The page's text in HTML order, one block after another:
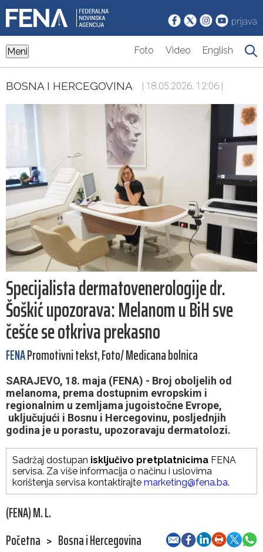
prijava
Meni Foto Video English
BOSNA I HERCEGOVINA | 18.05.2026. 12:06 |
Specijalista dermatovenerologije dr.
Šoškić upozorava: Melanom u BiH sve
češće se otkriva prekasno
FENAPromotivni tekst, Foto/ Medicana bolnica
SARAJEVO, 18. maja (FENA) - Broj oboljelih od
melanoma, prema dostupnim evropskim i
regionalnim u zemljama jugoistočne Evrope,
uključujući i Bosnu i Hercegovinu, posljednjih
godina je u porastu, upozoravaju dermatolozi.
Sadržaj dostupan isključivo pretplatnicima FENA
servisa. Za više informacija o načinu i uslovima
korištenja servisa kontaktirajte marketing@fena.ba.
(FENA) M. L.
Početna > Bosna i Hercegovina